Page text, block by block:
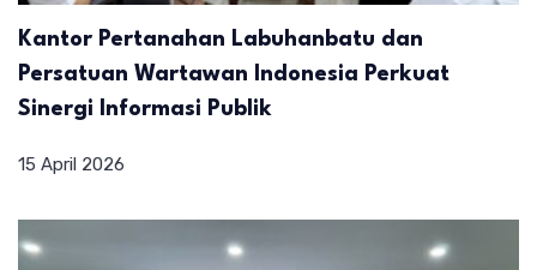
Kantor Pertanahan Labuhanbatu dan
Persatuan Wartawan Indonesia Perkuat
Sinergi Informasi Publik
15 April 2026